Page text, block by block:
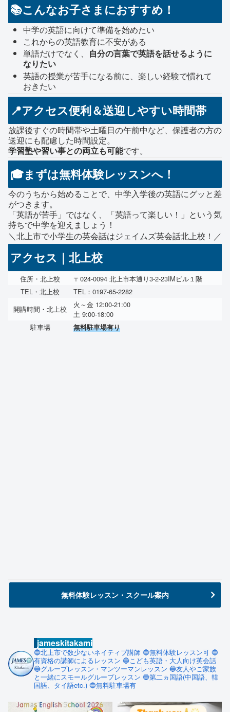
📚こんなお子さまにおすすめ！
中学の英語に向けて準備を始めたい
これからの英語教育に不安がある
単語だけでなく、 自分の言葉で英語を話せるように
なりたい
英語の授業が苦手になる前に、楽しい経験で慣れて
おきたい
📍アクセス便利＆送迎しやすい時間帯
放課後すぐの時間帯や土曜日の午前中など、保護者の方の
送迎にも配慮した時間設定。
学習塾や習い事との両立も可能です。
🎓まずは無料体験レッスンへ！
今のうちから始めることで、中学入学後の英語にグッと差
がつきます。
「英語が苦手」ではなく、「英語って楽しい！」という気
持ちで中学を迎えましょう！
＼北上市で小学生の英会話はジェイムズ英会話北上校！／
アクセス｜北上校
住所・北上校
〒024-0094 北上市本通り3-2-23IMビル１階
TEL・北上校
TEL：0197-65-2282
開講時間・北上校
火～金 12:00-21:00
土 9:00-18:00
駐車場
無料駐車場有り
無料体験レッスン・スクール案内
jameskitakami
🔵北上市で数少ないネイティブ講師 🔵無料体験レッスン可 🔵
有資格の講師によるレッスン 🔵こども英語・大人向け英会話
🔵グループレッスン・マンツーマンレッスン 🔵友人やご家族
と一緒にスモールグループレッスン 🔵第二ヵ国語(中国語、韓
国語、タイ語etc.) 🔵無料駐車場有